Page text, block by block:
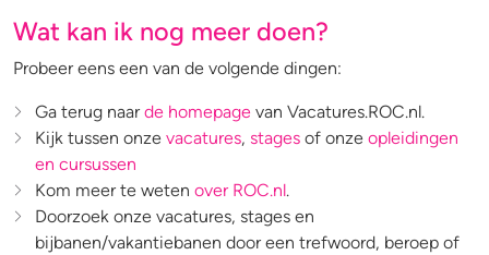
Wat kan ik nog meer doen?
Probeer eens een van de volgende dingen:
Ga terug naar de homepage van Vacatures.ROC.nl.
Kijk tussen onze vacatures, stages of onze opleidingen
en cursussen
Kom meer te weten over ROC.nl.
Doorzoek onze vacatures, stages en
bijbanen/vakantiebanen door een trefwoord, beroep of